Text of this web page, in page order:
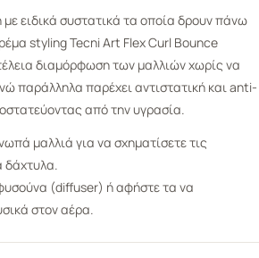
με ειδικά συστατικά τα οποία δρουν πάνω
styling Tecni Art Flex Curl Bounce
διαμόρφωση των μαλλιών χωρίς να
παράλληλα παρέχει αντιστατική και anti-
από την υγρασία.
μαλλιά για να σχηματίσετε τις
δάχτυλα.
(diffuser) ή αφήστε τα να
στον αέρα.